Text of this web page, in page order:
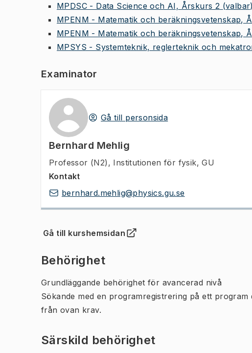
MPDSC - Data Science och AI, Årskurs 2 (valbar)
MPENM - Matematik och beräkningsvetenskap,
MPENM - Matematik och beräkningsvetenskap,
MPSYS - Systemteknik, reglerteknik och
Examinator
Gå till personsida
Bernhard Mehlig
Professor (N2) , Institutionen för fysik, GU
Kontakt
bernhard.mehlig@physics.gu.se
Gå till kurshemsidan
(Öppnas i ny flik)
Behörighet
Grundläggande behörighet för avancerad nivå
Sökande med en programregistrering på ett
från ovan krav.
Särskild behörighet